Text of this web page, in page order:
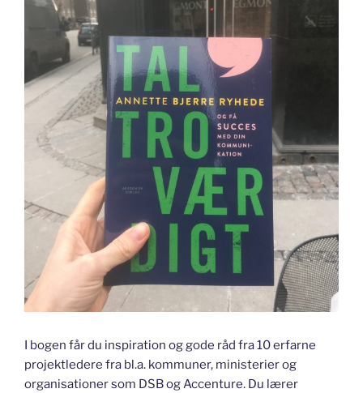
I bogen får du inspiration og gode råd fra 10 erfarne
projektledere fra bl.a. kommuner, ministerier og
organisationer som DSB og Accenture. Du lærer